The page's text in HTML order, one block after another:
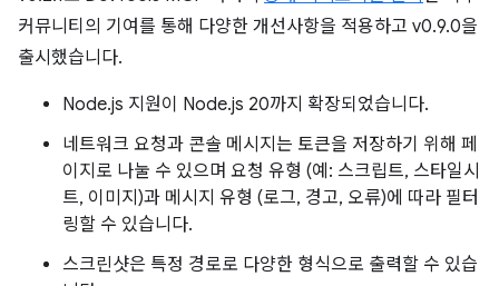
커뮤니티의 기여를 통해 다양한 개선사항을 적용하고 v0.9.0을
출시했습니다.
Node.js 지원이 Node.js 20까지 확장되었습니다.
네트워크 요청과 콘솔 메시지는 토큰을 저장하기 위해 페
이지로 나눌 수 있으며 요청 유형 (예: 스크립트, 스타일시
트, 이미지)과 메시지 유형 (로그, 경고, 오류)에 따라 필터
링할 수 있습니다.
스크린샷은 특정 경로로 다양한 형식으로 출력할 수 있습